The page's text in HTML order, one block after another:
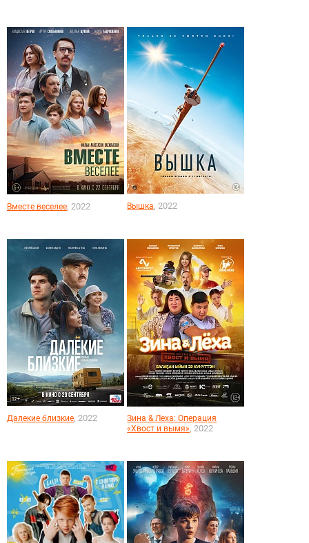
Вместе веселее, 2022 Вышка, 2022
Далекие близкие, 2022
Зина & Леха: Операция
«Хвост и вымя», 2022